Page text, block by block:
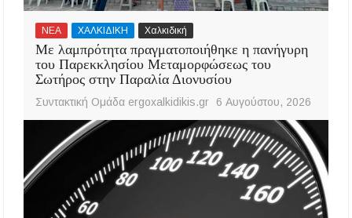
ΝΕΑ ΧΑΛΚΙΔΙΚΗ Χαλκιδική
Με λαμπρότητα πραγματοποιήθηκε η πανήγυρη
του Παρεκκλησίου Μεταμορφώσεως του
Σωτήρος στην Παραλία Διονυσίου
Συντακτική Ομάδα ergoxalkidikis.gr 6 Αυγούστου, 2026